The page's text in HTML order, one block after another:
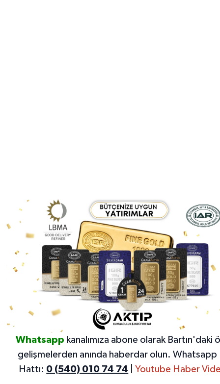
Whatsapp kanalımıza abone olarak Bartın'daki
gelişmelerden anında haberdar olun. Whatsapp
Hattı: 0 (540) 010 74 74 Youtube Haber